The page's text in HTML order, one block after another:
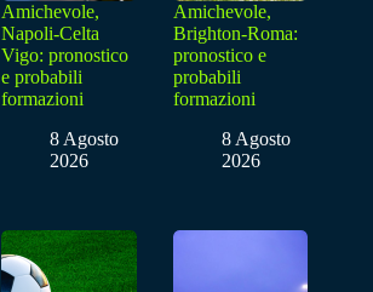
Amichevole,
Napoli-Celta
Vigo: pronostico
e probabili
formazioni
8 Agosto
2026
Amichevole,
Brighton-Roma:
pronostico e
probabili
formazioni
8 Agosto
2026